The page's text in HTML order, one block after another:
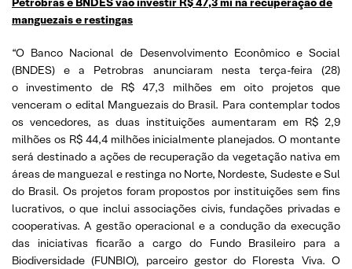
manguezais e restingas
“O Banco Nacional de Desenvolvimento Econômico e Social
(BNDES) e a Petrobras anunciaram nesta terça-feira (28)
o investimento de R$ 47,3 milhões em oito projetos que
venceram o edital Manguezais do Brasil. Para contemplar todos
os vencedores, as duas instituições aumentaram em R$ 2,9
milhões os R$ 44,4 milhões inicialmente planejados. O montante
será destinado a ações de recuperação da vegetação nativa em
áreas de manguezal e restinga no Norte, Nordeste, Sudeste e Sul
do Brasil. Os projetos foram propostos por instituições sem fins
lucrativos, o que inclui associações civis, fundações privadas e
cooperativas. A gestão operacional e a condução da execução
das iniciativas ficarão a cargo do Fundo Brasileiro para a
Biodiversidade (FUNBIO), parceiro gestor do Floresta Viva. O